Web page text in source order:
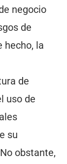
negocio
de
hecho, la
de
uso de
su
obstante,